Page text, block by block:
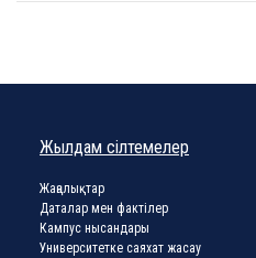
Жылдам сілтемелер
Жаңалықтар
Даталар мен фактілер
Кампус нысандары
Университетке саяхат жасау